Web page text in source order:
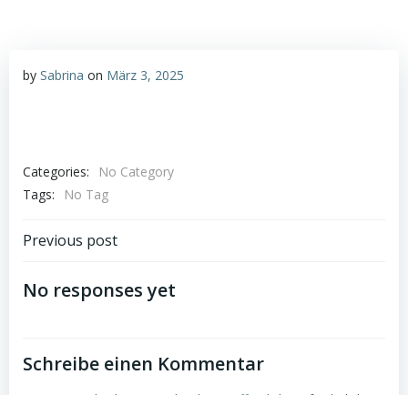
by Sabrina on März 3, 2025
Categories:
No Category
Tags:
No Tag
Post
navigation
Previous post
No responses yet
Schreibe einen Kommentar